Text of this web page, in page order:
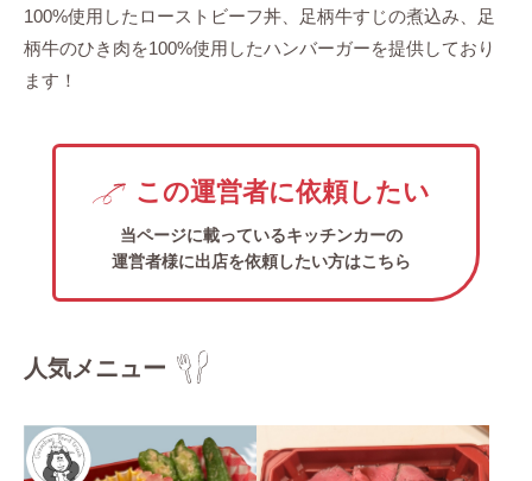
100%使用したローストビーフ丼、足柄牛すじの煮込み、足
柄牛のひき肉を100%使用したハンバーガーを提供しており
ます！
この運営者に依頼したい
当ページに載っているキッチンカーの
運営者様に出店を依頼したい方はこちら
人気メニュー